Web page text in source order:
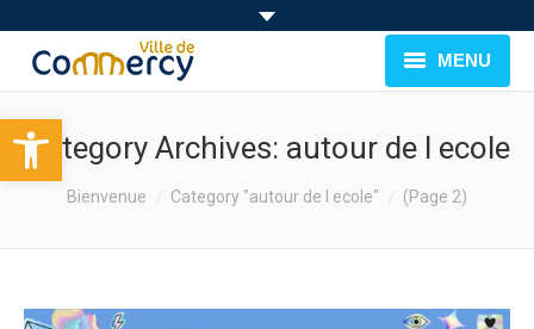
Ouvrir la barre d’outils
MENU
Category Archives: autour de l ecole
You are here:
Bienvenue Category "autour de l ecole" (Page 2)